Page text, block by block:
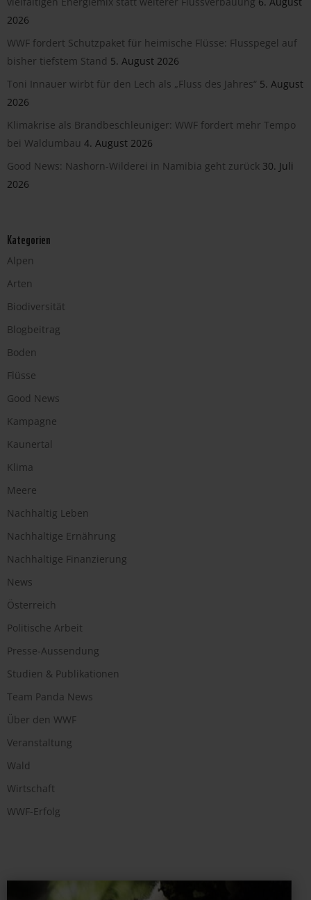
2026
WWF fordert Schutzpaket für heimische Flüsse: Flusspegel auf
bisher tiefstem Stand 5. August 2026
Toni Innauer wirbt für den Lech als „Fluss des Jahres“ 5. August
2026
Klimakrise als Brandbeschleuniger: WWF fordert mehr Tempo
bei Waldumbau 4. August 2026
Good News: Nashorn-Wilderei in Namibia geht zurück 30. Juli
2026
Kategorien
Alpen
Arten
Biodiversität
Blogbeitrag
Boden
Flüsse
Good News
Kampagne
Kaunertal
Klima
Meere
Nachhaltig Leben
Nachhaltige Ernährung
Nachhaltige Finanzierung
News
Österreich
Politische Arbeit
Presse-Aussendung
Studien & Publikationen
Team Panda News
Über den WWF
Veranstaltung
Wald
Wirtschaft
WWF-Erfolg